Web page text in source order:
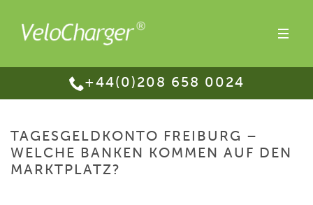
+44(0)208 658 0024
TAGESGELDKONTO FREIBURG –
WELCHE BANKEN KOMMEN AUF DEN
MARKTPLATZ?